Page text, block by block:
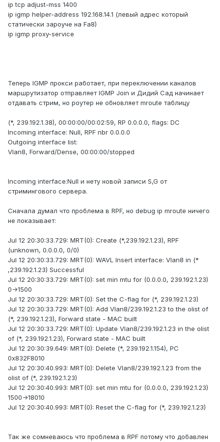
ip tcp adjust-mss 1400
ip igmp helper-address 192.168.14.1 (левый адрес который
статически зароуче на Fa8)
ip igmp proxy-service
Теперь IGMP прокси работает, при переключении каналов
маршрутизатор отправляет IGMP Join и Дидий Сад начинает
отдавать стрим, но роутер не обновляет mroute таблицу
(*, 239.192.1.38), 00:00:00/00:02:59, RP 0.0.0.0, flags: DC
Incoming interface: Null, RPF nbr 0.0.0.0
Outgoing interface list:
Vlan8, Forward/Dense, 00:00:00/stopped
Incoming interface:Null и нету новой записи S,G от
стримингового сервера.
Сначала думал что проблема в RPF, но debug ip mroute ничего
не показывает:
Jul 12 20:30:33.729: MRT(0): Create (*,239.192.1.23), RPF
(unknown, 0.0.0.0, 0/0)
Jul 12 20:30:33.729: MRT(0): WAVL Insert interface: Vlan8 in (*
,239.192.1.23) Successful
Jul 12 20:30:33.729: MRT(0): set min mtu for (0.0.0.0, 239.192.1.23)
0->1500
Jul 12 20:30:33.729: MRT(0): Set the C-flag for (*, 239.192.1.23)
Jul 12 20:30:33.729: MRT(0): Add Vlan8/239.192.1.23 to the olist of
(*, 239.192.1.23), Forward state - MAC built
Jul 12 20:30:33.729: MRT(0): Update Vlan8/239.192.1.23 in the olist
of (*, 239.192.1.23), Forward state - MAC built
Jul 12 20:30:39.649: MRT(0): Delete (*, 239.192.1.154), PC
0x832F8010
Jul 12 20:30:40.993: MRT(0): Delete Vlan8/239.192.1.23 from the
olist of (*, 239.192.1.23)
Jul 12 20:30:40.993: MRT(0): set min mtu for (0.0.0.0, 239.192.1.23)
1500->18010
Jul 12 20:30:40.993: MRT(0): Reset the C-flag for (*, 239.192.1.23)
Так же сомневаюсь что проблема в RPF потому что добавлен